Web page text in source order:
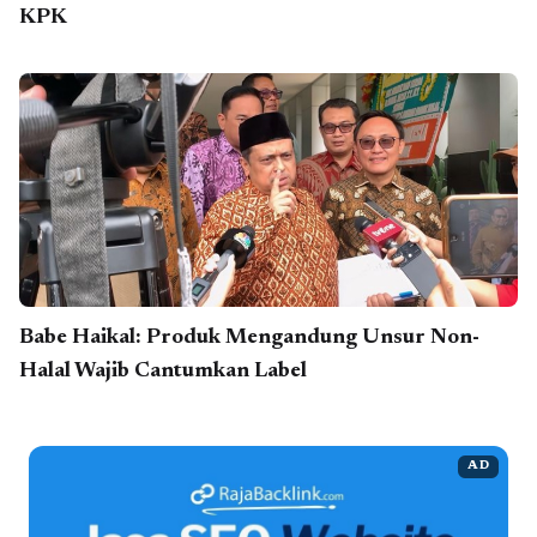
KPK
Babe Haikal: Produk Mengandung Unsur Non-
Halal Wajib Cantumkan Label
AD